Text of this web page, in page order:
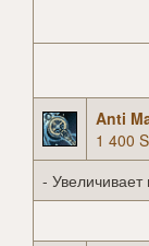
Anti
1 400
-